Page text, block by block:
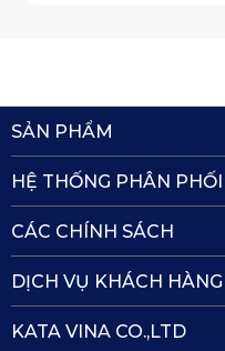
SẢN PHẨM
HỆ THỐNG PHÂN PHỐI
CÁC CHÍNH SÁCH
DỊCH VỤ KHÁCH HÀNG
KATA VINA CO.,LTD